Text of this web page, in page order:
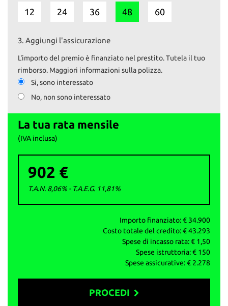
- Climatizzatore automatico
- Cerchi in lega originali
- Airbag guida e passeggero
- Alzacristalli elettrici
- Chiusura centralizzata
- Sistema lavafari
Il prezzo esposto comprende il tagliando preconsegna e la
Su www.autoemotoribs.it trovi la galleria fotografica completa e
I nostri servizi:
- Vendita auto usate selezionate e garantite
- Permute e ritiro usato con pagamento immediato
La garanzia è fornita ai sensi della normativa vigente d.lgs 206/05.
Ufficio: 030 218 5303
mail: info@autoemotoribs.it
12 24 36 48 60
3. Aggiungi l'assicurazione
L'importo del premio è finanziato nel prestito. Tutela il tuo
rimborso. Maggiori informazioni sulla polizza.
Si, sono interessato
No, non sono interessato
La tua rata mensile
(IVA inclusa)
902 €
T.A.N. 8,06% - T.A.E.G. 11,81%
Importo finanziato: € 34.900
Costo totale del credito: €43.293
Spese di incasso rata: € 1,50
Spese istruttoria: € 150
Spese assicurative: € 2.278
PROCEDI